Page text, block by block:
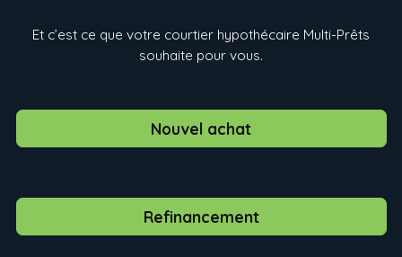
Et c’est ce que votre courtier hypothécaire Multi-Prêts
souhaite pour vous.
Nouvel achat
Refinancement